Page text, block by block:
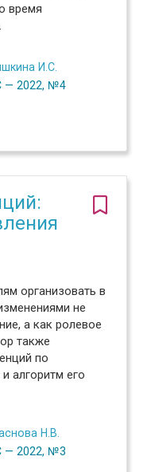
время
И.С.
— 2022, №4
организовать в
не
а как ролевое
также
по
алгоритм его
Н.В.
— 2022, №3